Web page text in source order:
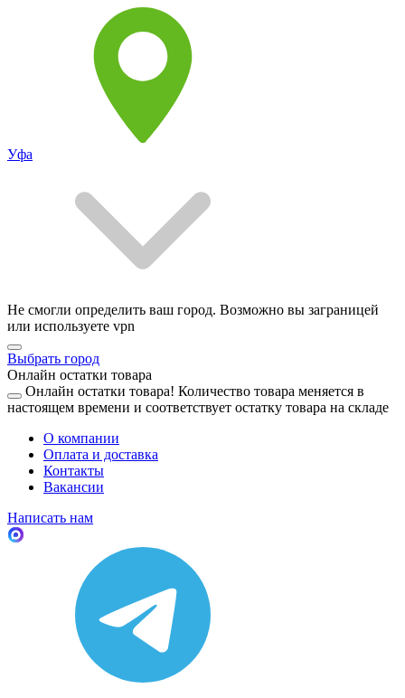
Уфа
Не смогли определить ваш город. Возможно вы заграницей
или используете vpn
Выбрать город
Онлайн остатки товара
Онлайн остатки товара! Количество товара меняется в
настоящем времени и соответствует остатку товара на складе
О компании
Оплата и доставка
Контакты
Вакансии
Написать нам